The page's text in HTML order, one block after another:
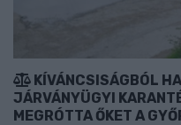
KÍVÁNCSISÁGBÓL
JÁRVÁNYÜGYI
MEGRÓTTA ŐKET A